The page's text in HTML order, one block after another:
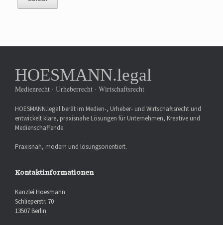
HOESMANN.legal
Medienrecht · Urheberrecht · Wirtschaftsrecht
HOESMANN.legal berät im Medien-, Urheber- und Wirtschaftsrecht und
entwickelt klare, praxisnahe Lösungen für Unternehmen, Kreative und
Medienschaffende.
Praxisnah, modern und lösungsorientiert.
Kontaktinformationen
Kanzlei Hoesmann
Schlieperstr. 70
13507 Berlin